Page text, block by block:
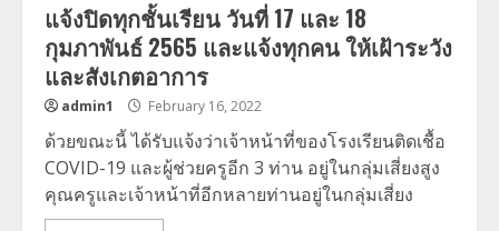
แจ้งปิดทุกชั้นเรียน วันที่ 17 และ 18
กุมภาพันธ์ 2565 และแจ้งทุกคน ให้เฝ้าระวัง
และสังเกตอาการ
admin1 February 16, 2022
ด้วยขณะนี้ ได้รับแจ้งว่าเจ้าหน้าที่ของโรงเรียนติดเชื้อ
COVID-19 และผู้ช่วยครูอีก 3 ท่าน อยู่ในกลุ่มเสี่ยงสูง
คุณครูและเจ้าหน้าที่อีกหลายท่านอยู่ในกลุ่มเสี่ยง